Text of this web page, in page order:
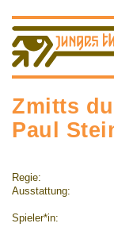
Zmitts
Paul
Regie:
Ausstattung:
Spieler*in: